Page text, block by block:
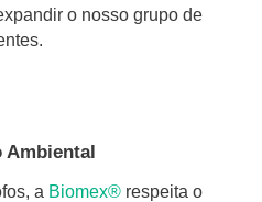
o nosso grupo de
Ambiental
a Biomex®respeita o